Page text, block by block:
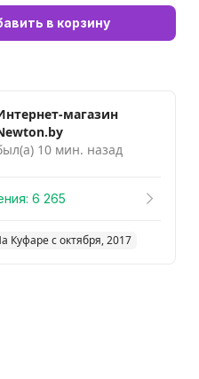
в корзину
магазин
10 мин. назад
6 265
Куфаре с октября, 2017